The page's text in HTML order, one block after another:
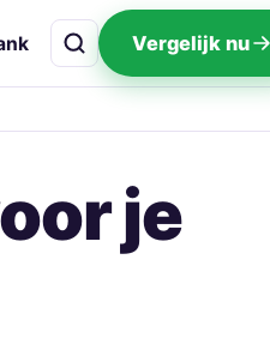
Vergelijk nu
je